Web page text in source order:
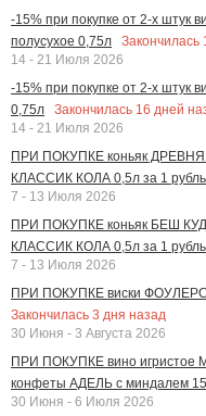
-15% при покупке от 2-х штук
полусухое 0,75л
Закончилась
14 - 21 Июля 2026
-15% при покупке от 2-х штук
0,75л
Закончилась 16 дней
14 - 21 Июля 2026
ПРИ ПОКУПКЕ коньяк
КЛАССИК КОЛА 0,5л за 1 рубль
7 - 13 Июля 2026
ПРИ ПОКУПКЕ коньяк БЕШ
КЛАССИК КОЛА 0,5л за 1 рубль
7 - 13 Июля 2026
ПРИ ПОКУПКЕ виски ФОУЛЕРС
Закончилась 3 дня назад
30 Июня - 3 Августа 2026
ПРИ ПОКУПКЕ вино
конфеты АДЕЛЬ с миндалем
30 Июня - 6 Июля 2026